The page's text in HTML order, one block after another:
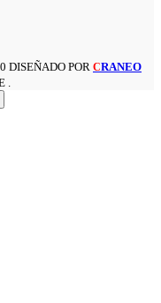
DISEÑADO POR CRANEO
.